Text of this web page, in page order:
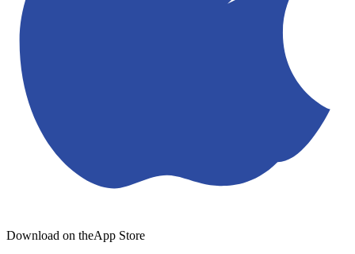
Download on theApp Store